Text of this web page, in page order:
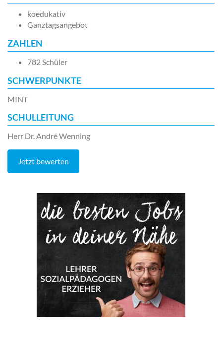
koedukativ
Ganztagsangebot
ZAHLEN
782 Schüler
SCHWERPUNKTE
MINT
SCHULLEITUNG
Herr Dr. André Wenning
Jetzt bewerten